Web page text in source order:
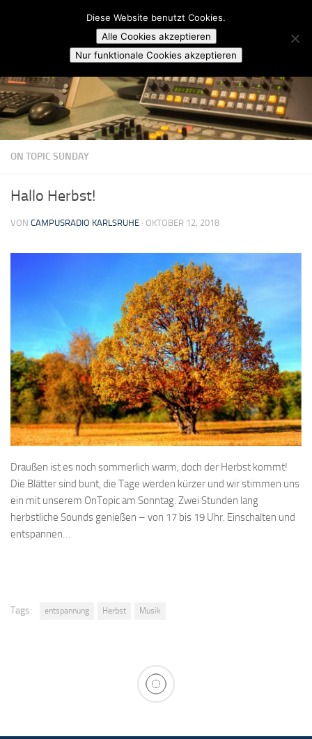
Skip to content
Campusradio Karlsruhe
ON TOPIC SUNDAY
Hallo Herbst!
VON CAMPUSRADIO KARLSRUHE · OKTOBER 12, 2018
Draußen ist es noch sommerlich warm, doch der Herbst kommt!
Die Blätter sind bunt, die Tage werden kürzer und wir stimmen uns
ein mit unserem OnTopic am Sonntag. Zwei Stunden lang
herbstliche Sounds genießen – von 17 bis 19 Uhr. Einschalten und
entspannen…
Tags: entspannung Herbst Musik
Diese Website benutzt Cookies.
Alle Cookies akzeptieren
Nur funktionale Cookies akzeptieren